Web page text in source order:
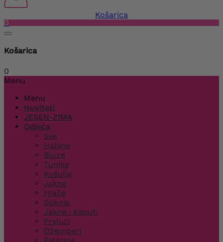
Košarica
0
Košarica
0
Menu
Menu
Noviteti
JESEN-ZIMA
Odjeća
Sve
Haljine
Bluze
Tunike
Košulje
Jakne
Hlače
Suknje
Jakne i kaputi
Prsluci
Džemperi
Pelerine